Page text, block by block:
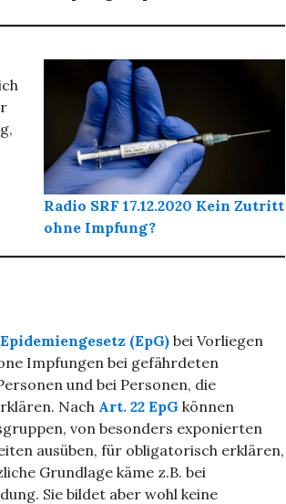
Radio SRF 17.12.2020 Kein Zutritt
ohne Impfung?
(EpG) bei Vorliegen
Impfungen bei gefährdeten
und bei Personen, die
Nach Art. 22 EpG können
von besonders exponierten
ausüben, für obligatorisch erklären,
Grundlage käme z.B. bei
Sie bildet aber wohl keine